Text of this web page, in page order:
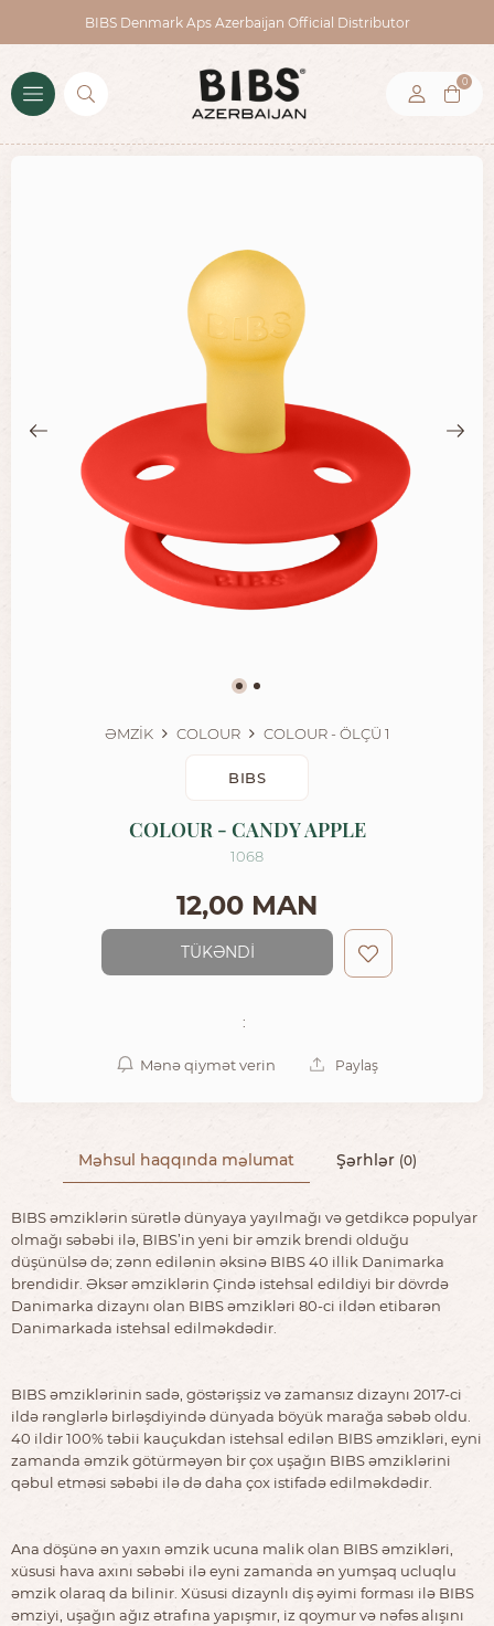
BIBS Denmark Aps Azerbaijan Official Distributor
0
ƏMZİK COLOUR COLOUR - ÖLÇÜ 1
BIBS
COLOUR - CANDY APPLE
1068
12,00 MAN
TÜKƏNDİ
:
Mənə qiymət verin Paylaş
Məhsul haqqında məlumat Şərhlər (0)
BIBS əmziklərin sürətlə dünyaya yayılmağı və getdikcə populyar
olmağı səbəbi ilə, BIBS’in yeni bir əmzik brendi olduğu
düşünülsə də; zənn edilənin əksinə BIBS 40 illik Danimarka
brendidir. Əksər əmziklərin Çində istehsal edildiyi bir dövrdə
Danimarka dizaynı olan BIBS əmzikləri 80-ci ildən etibarən
Danimarkada istehsal edilməkdədir.
BIBS əmziklərinin sadə, göstərişsiz və zamansız dizaynı 2017-ci
ildə rənglərlə birləşdiyində dünyada böyük marağa səbəb oldu.
40 ildir 100% təbii kauçukdan istehsal edilən BIBS əmzikləri, eyni
zamanda əmzik götürməyən bir çox uşağın BIBS əmziklərini
qəbul etməsi səbəbi ilə də daha çox istifadə edilməkdədir.
Ana döşünə ən yaxın əmzik ucuna malik olan BIBS əmzikləri,
xüsusi hava axını səbəbi ilə eyni zamanda ən yumşaq ucluqlu
əmzik olaraq da bilinir. Xüsusi dizaynlı diş əyimi forması ilə BIBS
əmziyi, uşağın ağız ətrafına yapışmır, iz qoymur və nəfəs alışını